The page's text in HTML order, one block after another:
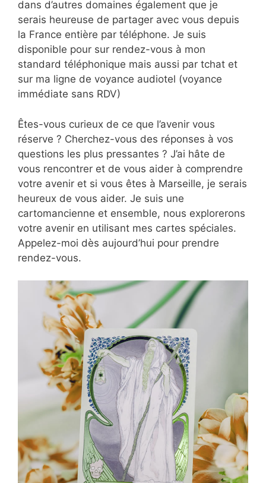
dans d’autres domaines également que je
serais heureuse de partager avec vous depuis
la France entière par téléphone. Je suis
disponible pour sur rendez-vous à mon
standard téléphonique mais aussi par tchat et
sur ma ligne de voyance audiotel (voyance
immédiate sans RDV)
Êtes-vous curieux de ce que l’avenir vous
réserve ? Cherchez-vous des réponses à vos
questions les plus pressantes ? J’ai hâte de
vous rencontrer et de vous aider à comprendre
votre avenir et si vous êtes à Marseille, je serais
heureux de vous aider. Je suis une
cartomancienne et ensemble, nous explorerons
votre avenir en utilisant mes cartes spéciales.
Appelez-moi dès aujourd’hui pour prendre
rendez-vous.